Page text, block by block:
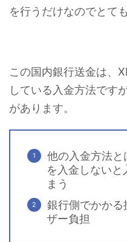
を行うだけなのでとて
この国内銀行送金は、
している入金方法です
があります。
他の入金方法と
を入金しないと
まう
銀行側でかかる
ザー負担